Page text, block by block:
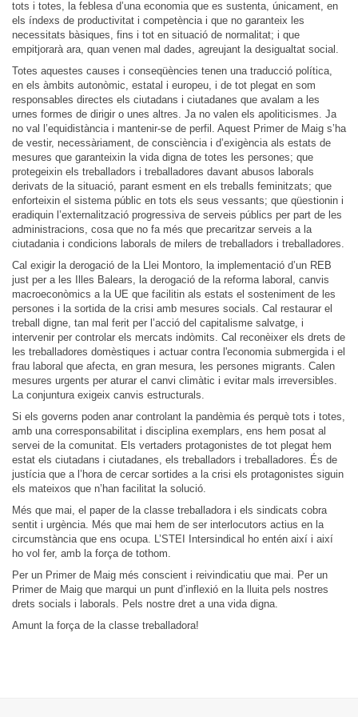
tots i totes, la feblesa d’una economia que es sustenta, únicament, en
els índexs de productivitat i competència i que no garanteix les
necessitats bàsiques, fins i tot en situació de normalitat; i que
empitjorarà ara, quan venen mal dades, agreujant la desigualtat social.
Totes aquestes causes i conseqüències tenen una traducció política,
en els àmbits autonòmic, estatal i europeu, i de tot plegat en som
responsables directes els ciutadans i ciutadanes que avalam a les
urnes formes de dirigir o unes altres. Ja no valen els apoliticismes. Ja
no val l’equidistància i mantenir-se de perfil. Aquest Primer de Maig s’ha
de vestir, necessàriament, de consciència i d’exigència als estats de
mesures que garanteixin la vida digna de totes les persones; que
protegeixin els treballadors i treballadores davant abusos laborals
derivats de la situació, parant esment en els treballs feminitzats; que
enforteixin el sistema públic en tots els seus vessants; que qüestionin i
eradiquin l’externalització progressiva de serveis públics per part de les
administracions, cosa que no fa més que precaritzar serveis a la
ciutadania i condicions laborals de milers de treballadors i treballadores.
Cal exigir la derogació de la Llei Montoro, la implementació d’un REB
just per a les Illes Balears, la derogació de la reforma laboral, canvis
macroeconòmics a la UE que facilitin als estats el sosteniment de les
persones i la sortida de la crisi amb mesures socials. Cal restaurar el
treball digne, tan mal ferit per l’acció del capitalisme salvatge, i
intervenir per controlar els mercats indòmits. Cal reconèixer els drets de
les treballadores domèstiques i actuar contra l'economia submergida i el
frau laboral que afecta, en gran mesura, les persones migrants. Calen
mesures urgents per aturar el canvi climàtic i evitar mals irreversibles.
La conjuntura exigeix canvis estructurals.
Si els governs poden anar controlant la pandèmia és perquè tots i totes,
amb una corresponsabilitat i disciplina exemplars, ens hem posat al
servei de la comunitat. Els vertaders protagonistes de tot plegat hem
estat els ciutadans i ciutadanes, els treballadors i treballadores. És de
justícia que a l’hora de cercar sortides a la crisi els protagonistes siguin
els mateixos que n’han facilitat la solució.
Més que mai, el paper de la classe treballadora i els sindicats cobra
sentit i urgència. Més que mai hem de ser interlocutors actius en la
circumstància que ens ocupa. L’STEI Intersindical ho entén així i així
ho vol fer, amb la força de tothom.
Per un Primer de Maig més conscient i reivindicatiu que mai. Per un
Primer de Maig que marqui un punt d’inflexió en la lluita pels nostres
drets socials i laborals. Pels nostre dret a una vida digna.
Amunt la força de la classe treballadora!